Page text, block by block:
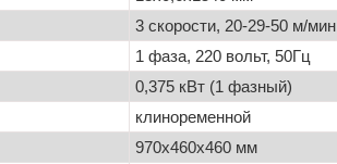
3 скорости, 20-29-50 м/мин
1 фаза, 220 вольт, 50Гц
0,375 кВт (1 фазный)
клиноременной
970х460х460 мм